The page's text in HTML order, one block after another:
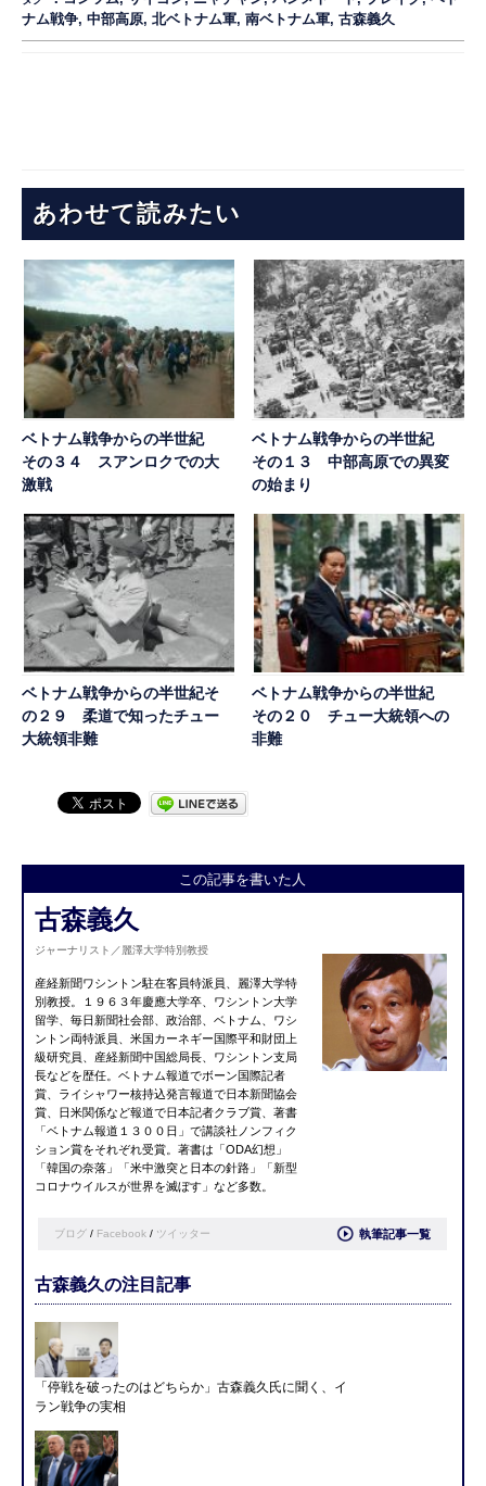
ナム戦争,中部高原,北ベトナム軍,南ベトナム軍,古森義久
あわせて読みたい
ベトナム戦争からの半世紀
その３４ スアンロクでの大
激戦
ベトナム戦争からの半世紀
その１３ 中部高原での異変
の始まり
ベトナム戦争からの半世紀そ
の２９ 柔道で知ったチュー
大統領非難
ベトナム戦争からの半世紀
その２０ チュー大統領への
非難
この記事を書いた人
古森義久
ジャーナリスト／麗澤大学特別教授
産経新聞ワシントン駐在客員特派員、麗澤大学特
別教授。１９６３年慶應大学卒、ワシントン大学
留学、毎日新聞社会部、政治部、ベトナム、ワシ
ントン両特派員、米国カーネギー国際平和財団上
級研究員、産経新聞中国総局長、ワシントン支局
長などを歴任。ベトナム報道でボーン国際記者
賞、ライシャワー核持込発言報道で日本新聞協会
賞、日米関係など報道で日本記者クラブ賞、著書
「ベトナム報道１３００日」で講談社ノンフィク
ション賞をそれぞれ受賞。著書は「ODA幻想」
「韓国の奈落」「米中激突と日本の針路」「新型
コロナウイルスが世界を滅ぼす」など多数。
ブログ / Facebook / ツイッター 執筆記事一覧
古森義久の注目記事
「停戦を破ったのはどちらか」古森義久氏に聞く、イ
ラン戦争の実相